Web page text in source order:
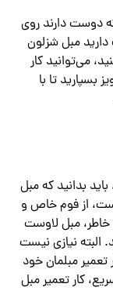
دوست دارند روی
مبل شزلون
می‌توانید کار
تا با
بدانید که مبل
از فوم خاص و
مبل لاوست
البته نیازی نیست
تعمیر مبلمان خود
کار تعمیر مبل